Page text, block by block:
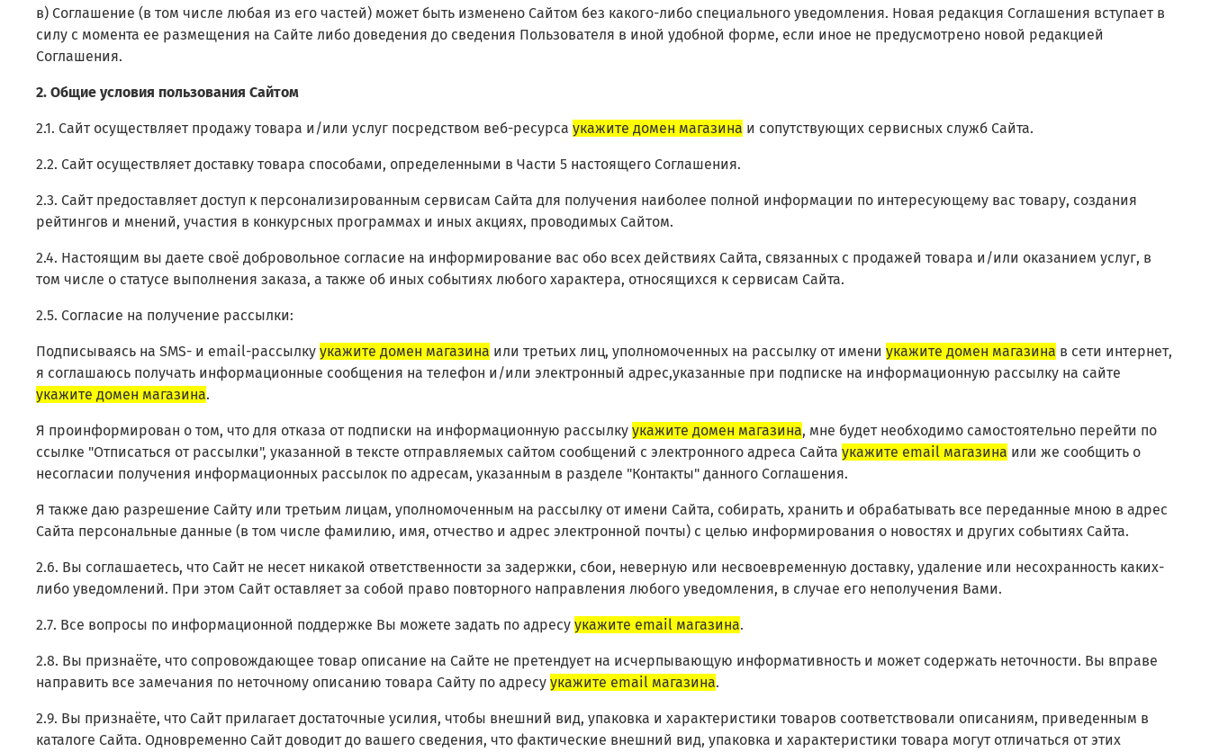
в) Соглашение (в том числе любая из его частей) может быть изменено Сайтом без какого-либо специального уведомления. Новая редакция Соглашения вступает в
силу с момента ее размещения на Сайте либо доведения до сведения Пользователя в иной удобной форме, если иное не предусмотрено новой редакцией
Соглашения.
2. Общие условия пользования Сайтом
2.1. Сайт осуществляет продажу товара и/или услуг посредством веб-ресурса укажите домен магазина и сопутствующих сервисных служб Сайта.
2.2. Сайт осуществляет доставку товара способами, определенными в Части 5 настоящего Соглашения.
2.3. Сайт предоставляет доступ к персонализированным сервисам Сайта для получения наиболее полной информации по интересующему вас товару, создания
рейтингов и мнений, участия в конкурсных программах и иных акциях, проводимых Сайтом.
2.4. Настоящим вы даете своё добровольное согласие на информирование вас обо всех действиях Сайта, связанных с продажей товара и/или оказанием услуг, в
том числе о статусе выполнения заказа, а также об иных событиях любого характера, относящихся к сервисам Сайта.
2.5. Согласие на получение рассылки:
Подписываясь на SMS- и email-рассылку укажите домен магазина или третьих лиц, уполномоченных на рассылку от имени укажите домен магазина в сети интернет,
я соглашаюсь получать информационные сообщения на телефон и/или электронный адрес,указанные при подписке на информационную рассылку на сайте
укажите домен магазина.
Я проинформирован о том, что для отказа от подписки на информационную рассылку укажите домен магазина, мне будет необходимо самостоятельно перейти по
ссылке "Отписаться от рассылки", указанной в тексте отправляемых сайтом сообщений с электронного адреса Сайта укажите email магазина или же сообщить о
несогласии получения информационных рассылок по адресам, указанным в разделе "Контакты" данного Соглашения.
Я также даю разрешение Сайту или третьим лицам, уполномоченным на рассылку от имени Сайта, собирать, хранить и обрабатывать все переданные мною в адрес
Сайта персональные данные (в том числе фамилию, имя, отчество и адрес электронной почты) с целью информирования о новостях и других событиях Сайта.
2.6. Вы соглашаетесь, что Сайт не несет никакой ответственности за задержки, сбои, неверную или несвоевременную доставку, удаление или несохранность каких-
либо уведомлений. При этом Сайт оставляет за собой право повторного направления любого уведомления, в случае его неполучения Вами.
2.7. Все вопросы по информационной поддержке Вы можете задать по адресу укажите email магазина.
2.8. Вы признаёте, что сопровождающее товар описание на Сайте не претендует на исчерпывающую информативность и может содержать неточности. Вы вправе
направить все замечания по неточному описанию товара Сайту по адресу укажите email магазина.
2.9. Вы признаёте, что Сайт прилагает достаточные усилия, чтобы внешний вид, упаковка и характеристики товаров соответствовали описаниям, приведенным в
каталоге Сайта. Одновременно Сайт доводит до вашего сведения, что фактические внешний вид, упаковка и характеристики товара могут отличаться от этих